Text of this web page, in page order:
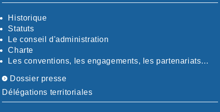
Historique
Statuts
Le conseil d'administration
Charte
Les conventions, les engagements, les partenariats…
Dossier presse
Délégations territoriales